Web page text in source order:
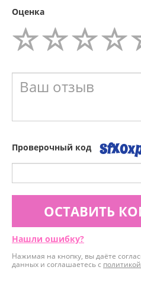
Оценка
Проверочный код
ОСТАВИТЬ
Нашли ошибку?
Нажимая на кнопку, вы даёте
данных и соглашаетесь с